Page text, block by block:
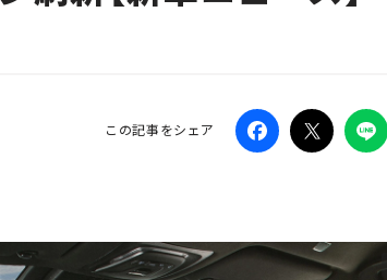
この記事をシェア